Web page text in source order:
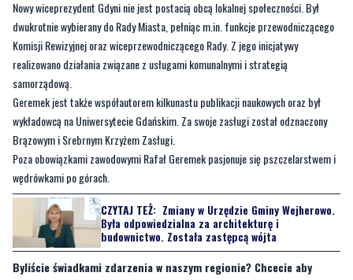
Nowy wiceprezydent Gdyni nie jest postacią obcą lokalnej społeczności. Był
dwukrotnie wybierany do Rady Miasta, pełniąc m.in. funkcje przewodniczącego
Komisji Rewizyjnej oraz wiceprzewodniczącego Rady. Z jego inicjatywy
realizowano działania związane z usługami komunalnymi i strategią
samorządową.
Geremek jest także współautorem kilkunastu publikacji naukowych oraz był
wykładowcą na Uniwersytecie Gdańskim. Za swoje zasługi został odznaczony
Brązowym i Srebrnym Krzyżem Zasługi.
Poza obowiązkami zawodowymi Rafał Geremek pasjonuje się pszczelarstwem i
wędrówkami po górach.
CZYTAJ TEŻ: Zmiany w Urzędzie Gminy Wejherowo.
Była odpowiedzialna za architekturę i
budownictwo. Została zastępcą wójta
Byliście świadkami zdarzenia w naszym regionie? Chcecie aby